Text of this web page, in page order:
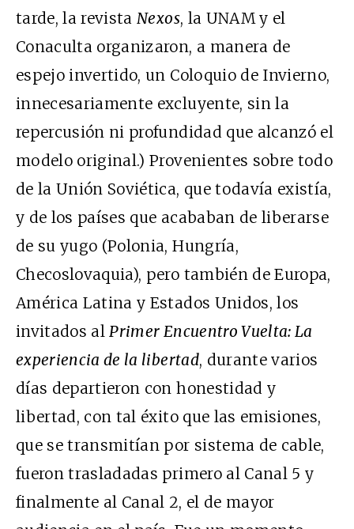
tarde, la revistaNexos, la UNAM y el
Conaculta organizaron, a manera de
espejo invertido, un Coloquio de Invierno,
innecesariamente excluyente, sin la
repercusión ni profundidad que alcanzó el
modelo original.) Provenientes sobre todo
de la Unión Soviética, que todavía existía,
y de los países que acababan de liberarse
de su yugo (Polonia, Hungría,
Checoslovaquia), pero también de Europa,
América Latina y Estados Unidos, los
invitados alPrimer Encuentro Vuelta: La
experiencia de la libertad, durante varios
días departieron con honestidad y
libertad, con tal éxito que las emisiones,
que se transmitían por sistema de cable,
fueron trasladadas primero al Canal 5 y
finalmente al Canal 2, el de mayor